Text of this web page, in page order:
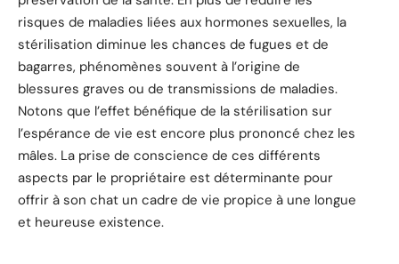
risques de maladies liées aux hormones sexuelles, la
stérilisation diminue les chances de fugues et de
bagarres, phénomènes souvent à l’origine de
blessures graves ou de transmissions de maladies.
Notons que l’effet bénéfique de la stérilisation sur
l’espérance de vie est encore plus prononcé chez les
mâles. La prise de conscience de ces différents
aspects par le propriétaire est déterminante pour
offrir à son chat un cadre de vie propice à une longue
et heureuse existence.